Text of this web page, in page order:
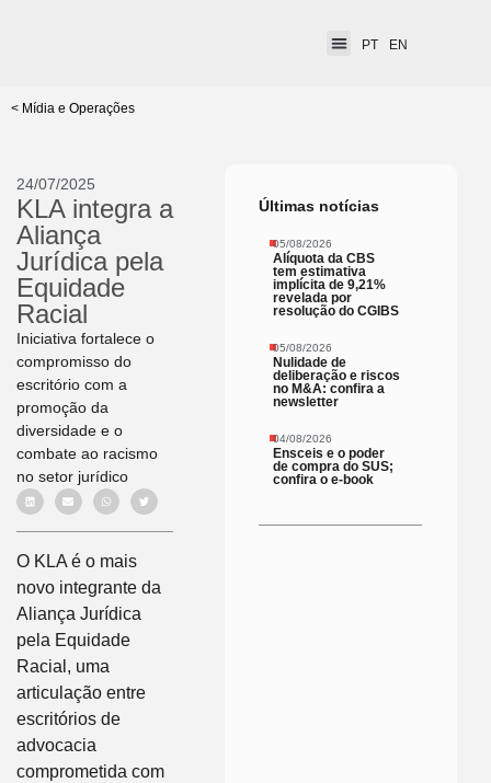
PT EN
< Mídia e Operações
24/07/2025
KLA integra a
Aliança
Jurídica pela
Equidade
Racial
Iniciativa fortalece o
compromisso do
escritório com a
promoção da
diversidade e o
combate ao racismo
no setor jurídico
O KLA é o mais
novo integrante da
Aliança Jurídica
pela Equidade
Racial, uma
articulação entre
escritórios de
advocacia
comprometida com
Últimas notícias
05/08/2026
Alíquota da CBS
tem estimativa
implícita de 9,21%
revelada por
resolução do CGIBS
05/08/2026
Nulidade de
deliberação e riscos
no M&A: confira a
newsletter
04/08/2026
Ensceis e o poder
de compra do SUS;
confira o e-book